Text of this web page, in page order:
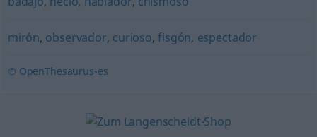
mirón, observador, curioso,fisgón, espectador
© OpenThesaurus-es